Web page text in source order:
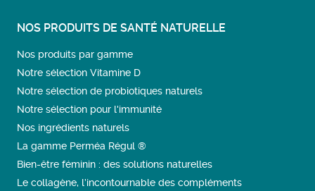
NOS PRODUITS DE SANTÉ NATURELLE
Nos produits par gamme
Notre sélection Vitamine D
Notre sélection de probiotiques naturels
Notre sélection pour l'immunité
Nos ingrédients naturels
La gamme Perméa Régul ®
Bien-être féminin : des solutions naturelles
Le collagène, l’incontournable des compléments